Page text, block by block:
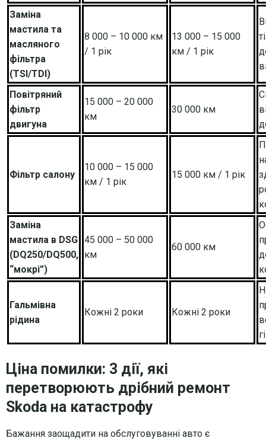
Заміна
мастила та
масляного
фільтра
(TSI/TDI)
8 000 – 10 000 км
/ 1 рік
13 000 – 15 000
км / 1 рік
Повітряний
фільтр
двигуна
15 000 – 20 000
км
30 000 км
Фільтр салону
10 000 – 15 000
км / 1 рік
15 000 км / 1 рік
Заміна
мастила в DSG
(DQ250/DQ500,
“мокрі”)
45 000 – 50 000
км
60 000 км
Гальмівна
рідина
Кожні 2 роки Кожні 2 роки
Ціна помилки: 3 дії, які
перетворюють дрібний ремонт
Skoda на катастрофу
Бажання заощадити на обслуговуванні авто є